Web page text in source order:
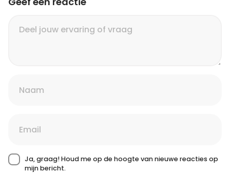
Ja, graag! Houd me op de hoogte van nieuwe reacties op
mijn bericht.